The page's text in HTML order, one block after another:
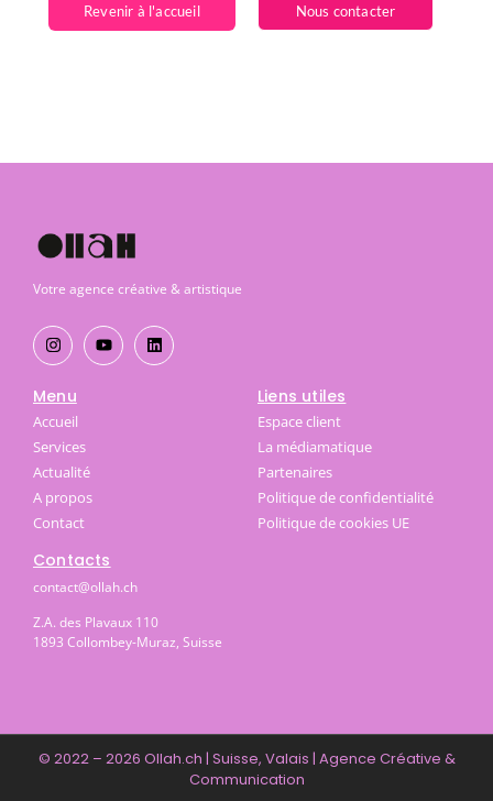
Revenir à l'accueil Nous contacter
Votre agence créative & artistique
Menu
Accueil
Services
Actualité
A propos
Contact
Liens utiles
Espace client
La médiamatique
Partenaires
Politique de confidentialité
Politique de cookies UE
Contacts
contact@ollah.ch
Z.A. des Plavaux 110
1893 Collombey-Muraz, Suisse
© 2022 – 2026 Ollah.ch | Suisse, Valais | Agence Créative &
Communication